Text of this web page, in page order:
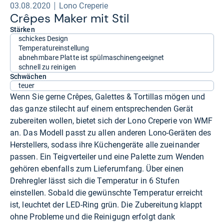
03.08.2020 Lono Creperie
Crê­pes Maker mit Stil
Stärken
schickes Design
Temperatureinstellung
abnehmbare Platte ist spülmaschinengeeignet
schnell zu reinigen
Schwächen
teuer
Wenn Sie gerne Crêpes, Galettes & Tortillas mögen und
das ganze stilecht auf einem entsprechenden Gerät
zubereiten wollen, bietet sich der Lono Creperie von WMF
an. Das Modell passt zu allen anderen Lono-Geräten des
Herstellers, sodass ihre Küchengeräte alle zueinander
passen. Ein Teigverteiler und eine Palette zum Wenden
gehören ebenfalls zum Lieferumfang. Über einen
Drehregler lässt sich die Temperatur in 6 Stufen
einstellen. Sobald die gewünschte Temperatur erreicht
ist, leuchtet der LED-Ring grün. Die Zubereitung klappt
ohne Probleme und die Reinigugn erfolgt dank